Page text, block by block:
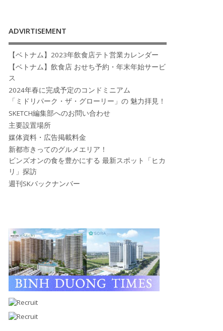
ADVIRTISEMENT
【ベトナム】2023年飲食店テト営業カレンダー
【ベトナム】飲食店 おせち予約・年末年始サービ
ス
2024年春に完成予定のコンドミニアム
「ミドリパーク・ザ・グローリー」の 魅力拝見！
SKETCH編集部へのお問い合わせ
主要設置場所
媒体資料・広告掲載料金
新都市きってのグルメエリア！
ビンズオンの食を豊かにする 最新スポット「ヒカ
リ」探訪
週刊SKバックナンバー